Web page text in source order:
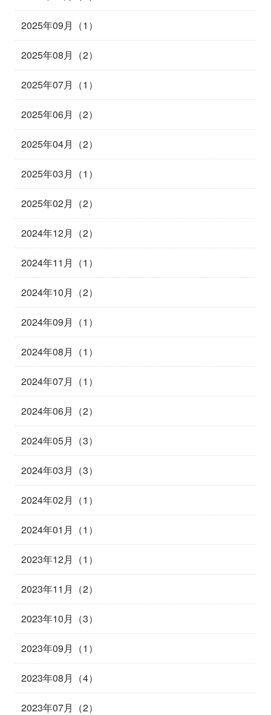
2025年09月（1）
2025年08月（2）
2025年07月（1）
2025年06月（2）
2025年04月（2）
2025年03月（1）
2025年02月（2）
2024年12月（2）
2024年11月（1）
2024年10月（2）
2024年09月（1）
2024年08月（1）
2024年07月（1）
2024年06月（2）
2024年05月（3）
2024年03月（3）
2024年02月（1）
2024年01月（1）
2023年12月（1）
2023年11月（2）
2023年10月（3）
2023年09月（1）
2023年08月（4）
2023年07月（2）